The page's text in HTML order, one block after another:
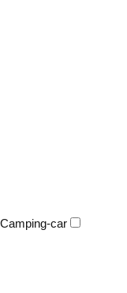
Camping-car